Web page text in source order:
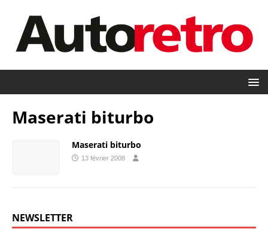
Maserati biturbo
Maserati biturbo
13 février 2008
NEWSLETTER